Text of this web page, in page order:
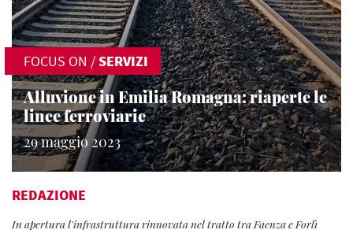
FOCUS ON /SERVIZI
Alluvione in Emilia Romagna: riaperte le
linee ferroviarie
29 maggio 2023
REDAZIONE
In apertura l'infrastruttura rinnovata nel tratto tra Faenza e Forlì